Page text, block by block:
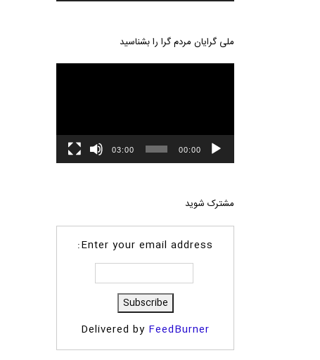
ملی گرایان مردم گرا را بشناسید
00:00
03:00
مشترک شوید
Enter your email address:
Delivered by FeedBurner